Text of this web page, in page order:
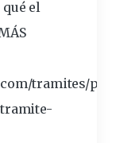
el
tramites/